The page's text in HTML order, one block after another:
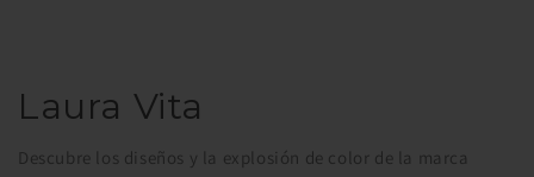
Laura Vita
Descubre los diseños y la explosión de color de la marca